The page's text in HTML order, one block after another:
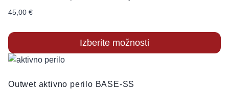
več
Možnosti
lahko
izberete
45,00 €
Izberite možnosti
Ta
ima
Outwet aktivno perilo BASE-SS